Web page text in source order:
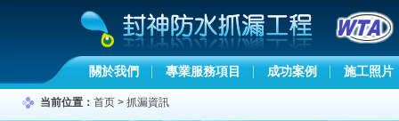
關於我們 專業服務項目 成功案例 施工照片
当前位置： 首页 > 抓漏資訊